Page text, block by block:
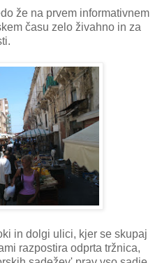
že na prvem informativnem
času zelo živahno in za
in dolgi ulici, kjer se skupaj
razpostira odprta tržnica,